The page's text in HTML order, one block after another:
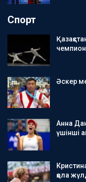
Спорт
Әскер
Анна
үшінші
қола